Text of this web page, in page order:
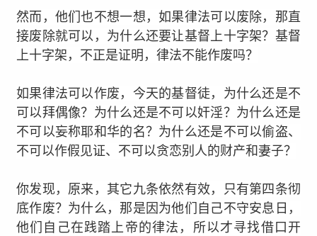
然而，他们也不想一想，如果律法可以废除，那直
接废除就可以，为什么还要让基督上十字架？基督
上十字架，不正是证明，律法不能作废吗？
如果律法可以作废，今天的基督徒，为什么还是不
可以拜偶像？为什么还是不可以奸淫？为什么还是
不可以妄称耶和华的名？为什么还是不可以偷盗、
不可以作假见证、不可以贪恋别人的财产和妻子？
你发现，原来，其它九条依然有效，只有第四条彻
底作废？为什么，那是因为他们自己不守安息日，
他们自己在践踏上帝的律法，所以才寻找借口开